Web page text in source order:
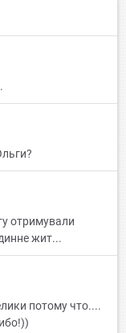
отримували
жит...
потому что....